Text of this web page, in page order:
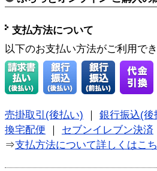
支払方法について
以下のお支払い方法がご利用で
売掛取引(後払い) ｜ 銀行振込(後
換宅配便 ｜ セブンイレブン決済
⇒支払方法について詳しくはこ